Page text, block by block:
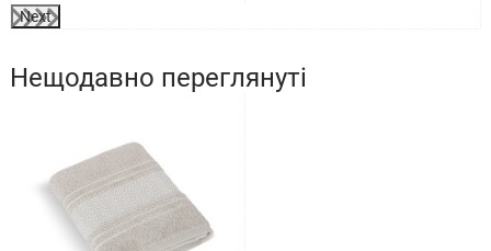
Next
Нещодавно переглянуті